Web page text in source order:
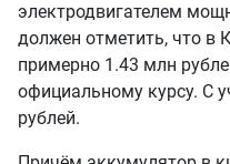
электродвигателем
должен отметить, что в
примерно 1.43 млн
официальному курсу. С
рублей.